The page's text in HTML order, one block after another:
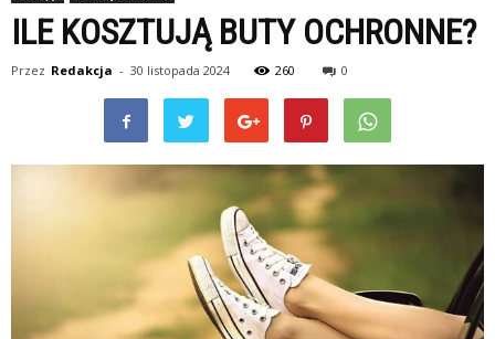
ILE KOSZTUJĄ BUTY OCHRONNE?
Przez Redakcja - 30 listopada 2024 260 0